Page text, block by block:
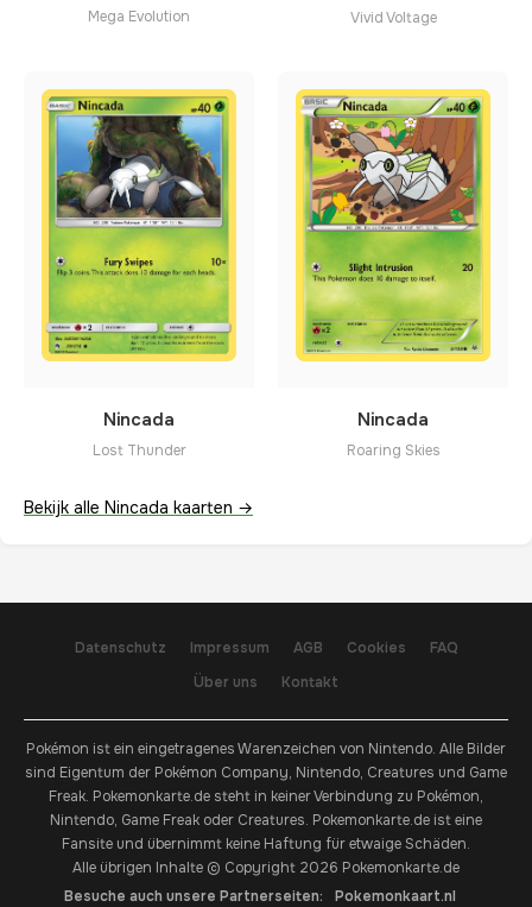
Mega Evolution Vivid Voltage
Nincada
Lost Thunder
Nincada
Roaring Skies
Bekijk alle Nincada kaarten →
Datenschutz Impressum AGB Cookies
FAQ
Über uns
Kontakt
Pokémon ist ein eingetragenes Warenzeichen von Nintendo. Alle Bilder
sind Eigentum der Pokémon Company, Nintendo, Creatures und Game
Freak. Pokemonkarte.de steht in keiner Verbindung zu Pokémon,
Nintendo, Game Freak oder Creatures. Pokemonkarte.de ist eine
Fansite und übernimmt keine Haftung für etwaige Schäden.
Alle übrigen Inhalte © Copyright 2026 Pokemonkarte.de
Besuche auch unsere Partnerseiten:
Pokemonkaart.nl